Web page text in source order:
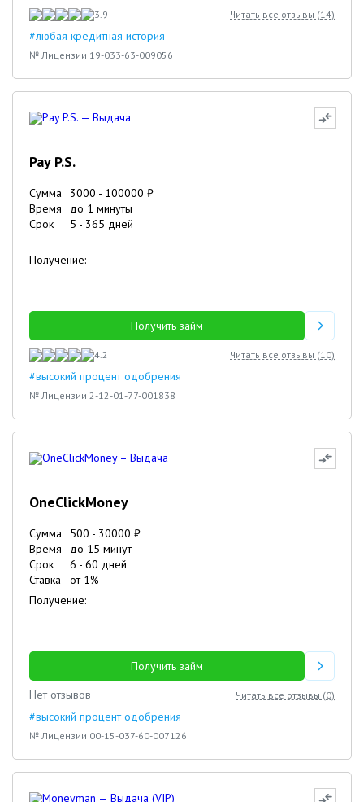
3.9 Читать все отзывы (14)
#любая кредитная история
№ Лицензии 19-033-63-009056
Pay P.S.
Сумма 3000 - 100000 ₽
Время
до 1 минуты
Срок
5 - 365 дней
Получение:
Получить займ
4.2 Читать все отзывы (10)
#высокий процент одобрения
№ Лицензии 2-12-01-77-001838
OneClickMoney
Сумма 500 - 30000 ₽
Время
до 15 минут
Срок
6 - 60 дней
Ставка
от 1%
Получение:
Получить займ
Нет отзывов
Читать все отзывы (0)
#высокий процент одобрения
№ Лицензии 00-15-037-60-007126